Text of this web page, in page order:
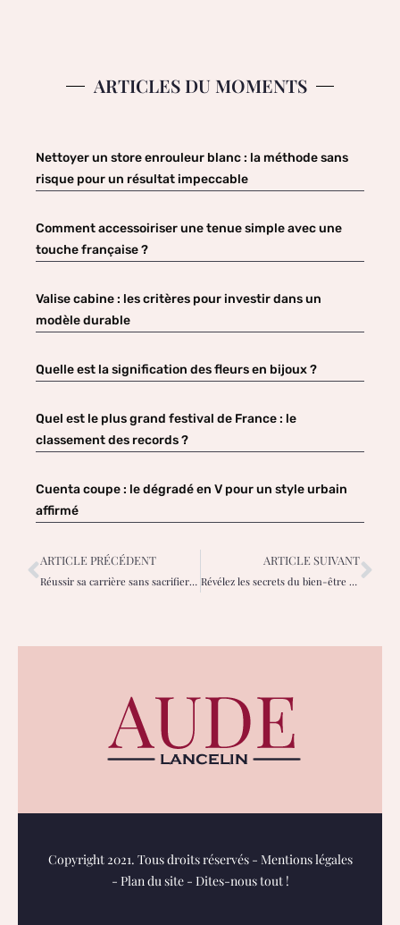
ARTICLES DU MOMENTS
Nettoyer un store enrouleur blanc : la méthode sans
risque pour un résultat impeccable
Comment accessoiriser une tenue simple avec une
touche française ?
Valise cabine : les critères pour investir dans un
modèle durable
Quelle est la signification des fleurs en bijoux ?
Quel est le plus grand festival de France : le
classement des records ?
Cuenta coupe : le dégradé en V pour un style urbain
affirmé
ARTICLE PRÉCÉDENT
Réussir sa carrière sans sacrifier sa famille : le défi des femmes modernes
ARTICLE SUIVANT
Révélez les secrets du bien-être au naturel pour les femmes modernes
Copyright 2021. Tous droits réservés - Mentions légales
- Plan du site- Dites-nous tout !